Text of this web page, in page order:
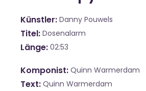
Künstler Danny Pouwels
Titel Dosenalarm
Länge 02:53
Komponist Quinn Warmerdam
Text Quinn Warmerdam